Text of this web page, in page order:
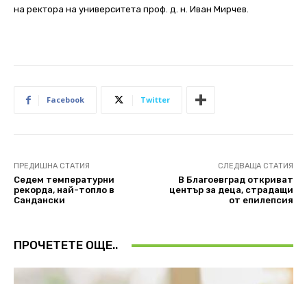
на ректора на университета проф. д. н. Иван Мирчев.
Facebook Twitter
ПРЕДИШНА СТАТИЯ
Седем температурни
рекорда, най-топло в
Сандански
СЛЕДВАЩА СТАТИЯ
В Благоевград откриват
център за деца, страдащи
от епилепсия
ПРОЧЕТЕТЕ ОЩЕ..